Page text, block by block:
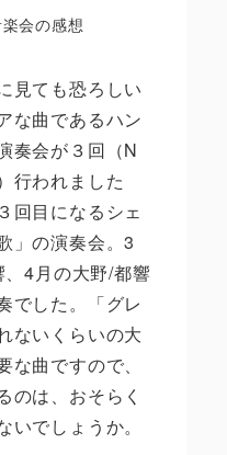
リー
会の感想
見ても恐ろしい
な曲であるハン
奏会が３回（N
行われました
回目になるシェ
」の演奏会。3
4月の大野/都響
でした。「グレ
ないくらいの大
曲ですので、
のは、おそらく
でしょうか。